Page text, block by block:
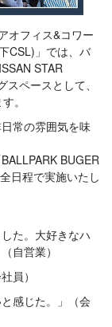
オフィス&コワー
CSL)」では、バ
STAR
ペースとして、
。
常の雰囲気を味
BUGER
日程で実施いたし
た。大好きなハ
自営業）
員）
感じた。」（会